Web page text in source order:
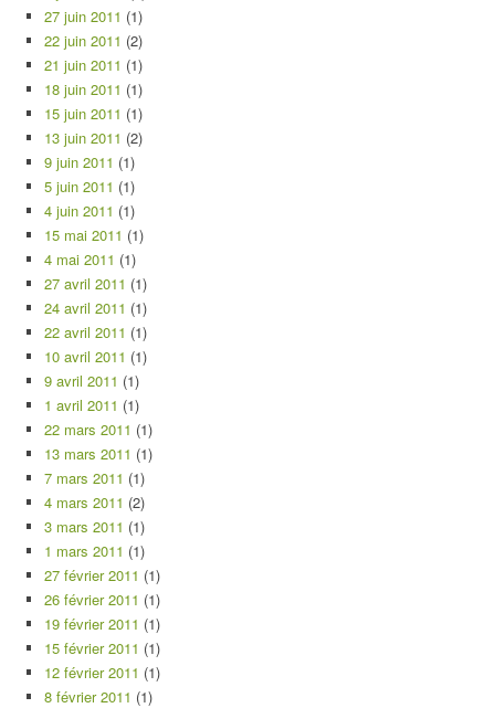
27 juin 2011 (1)
22 juin 2011 (2)
21 juin 2011 (1)
18 juin 2011 (1)
15 juin 2011 (1)
13 juin 2011 (2)
9 juin 2011 (1)
5 juin 2011 (1)
4 juin 2011 (1)
15 mai 2011 (1)
4 mai 2011 (1)
27 avril 2011 (1)
24 avril 2011 (1)
22 avril 2011 (1)
10 avril 2011 (1)
9 avril 2011 (1)
1 avril 2011 (1)
22 mars 2011 (1)
13 mars 2011 (1)
7 mars 2011 (1)
4 mars 2011 (2)
3 mars 2011 (1)
1 mars 2011 (1)
27 février 2011 (1)
26 février 2011 (1)
19 février 2011 (1)
15 février 2011 (1)
12 février 2011 (1)
8 février 2011 (1)